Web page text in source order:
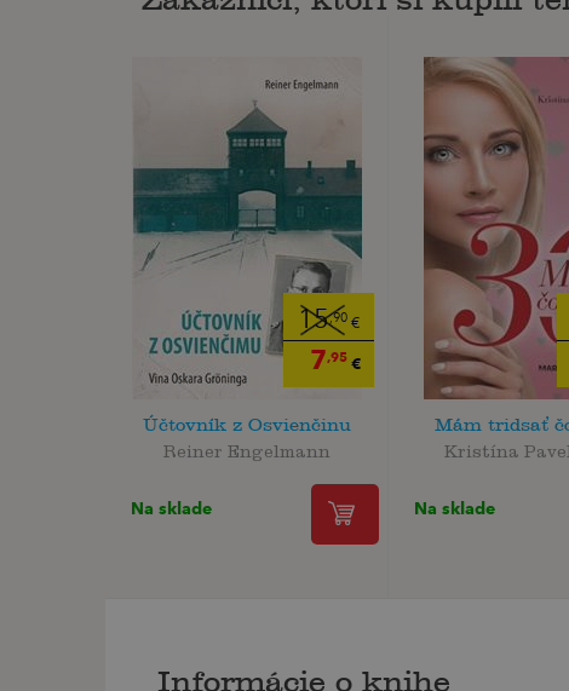
15,90 €
7,95 €
Účtovník z Osvienčinu
Reiner Engelmann
Na sklade
Mám tridsať
Kristína
Na sklade
Informácie o knihe